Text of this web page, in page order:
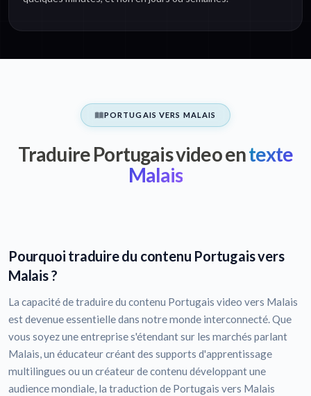
PORTUGAIS VERS MALAIS
Traduire Portugais video entexte
Malais
Pourquoi traduire du contenu Portugais vers
Malais ?
La capacité de traduire du contenu Portugais video vers Malais
est devenue essentielle dans notre monde interconnecté. Que
vous soyez une entreprise s'étendant sur les marchés parlant
Malais, un éducateur créant des supports d'apprentissage
multilingues ou un créateur de contenu développant une
audience mondiale, la traduction de Portugais vers Malais